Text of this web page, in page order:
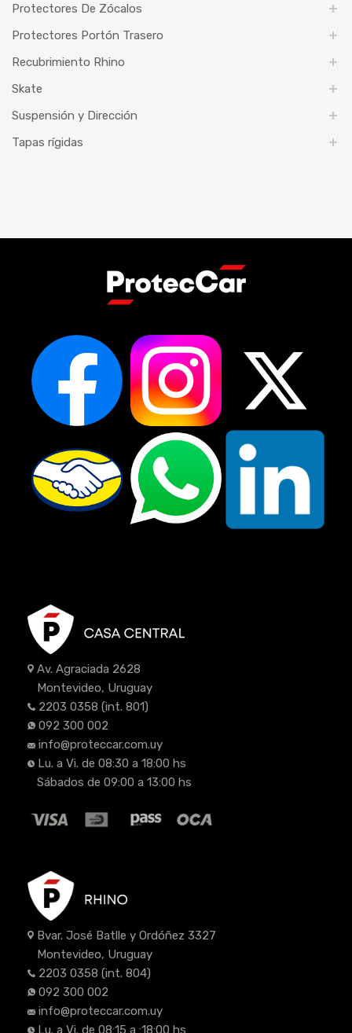
Protectores De Zócalos
Protectores Portón Trasero
Recubrimiento Rhino
Skate
Suspensión y Dirección
Tapas rígidas
Av. Agraciada 2628
Montevideo, Uruguay
2203 0358 (int. 801)
092 300 002
info@proteccar.com.uy
Lu. a Vi. de 08:30 a 18:00 hs
Sábados de 09:00 a 13:00 hs
Bvar. José Batlle y Ordóñez 3327
Montevideo, Uruguay
2203 0358 (int. 804)
092 300 002
info@proteccar.com.uy
Lu. a Vi. de 08:15 a :18:00 hs